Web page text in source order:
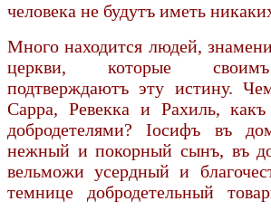
человека не будутъ иметь
Много находится людей,
церкви, которые
подтверждаютъ эту истину.
Сарра, Ревекка и Рахиль,
добродетелями? Iосифъ въ
нежный и покорный сынъ, въ
вельможи усердный и
темнице добродетельный